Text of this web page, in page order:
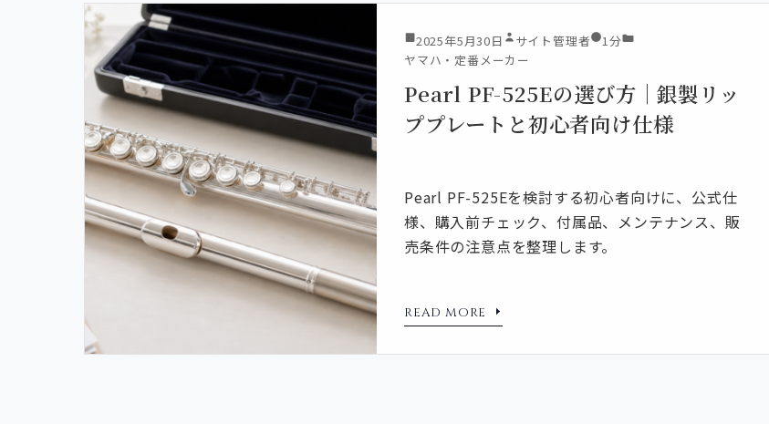
2025年5月30日 サイト管理者
1分
ヤマハ・定番メーカー
Pearl PF-525Eの選び方｜銀製リッ
ププレートと初心者向け仕様
Pearl PF-525Eを検討する初心者向けに、公式仕
様、購入前チェック、付属品、メンテナンス、販
売条件の注意点を整理します。
READ MORE